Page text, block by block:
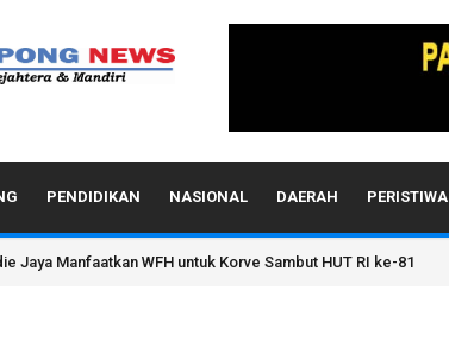
PENDIDIKAN NASIONAL DAERAH PERISTIWA
Jaya Manfaatkan WFH untuk Korve Sambut HUT RI ke-81